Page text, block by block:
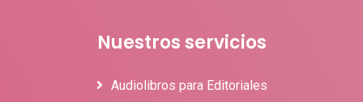
Nuestros servicios
Audiolibros para Editoriales